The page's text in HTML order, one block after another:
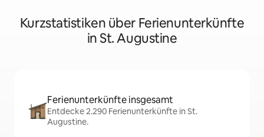
Kurzstatistiken über Ferienunterkünfte
in St. Augustine
Ferienunterkünfte insgesamt
Entdecke 2.290 Ferienunterkünfte in St.
Augustine.